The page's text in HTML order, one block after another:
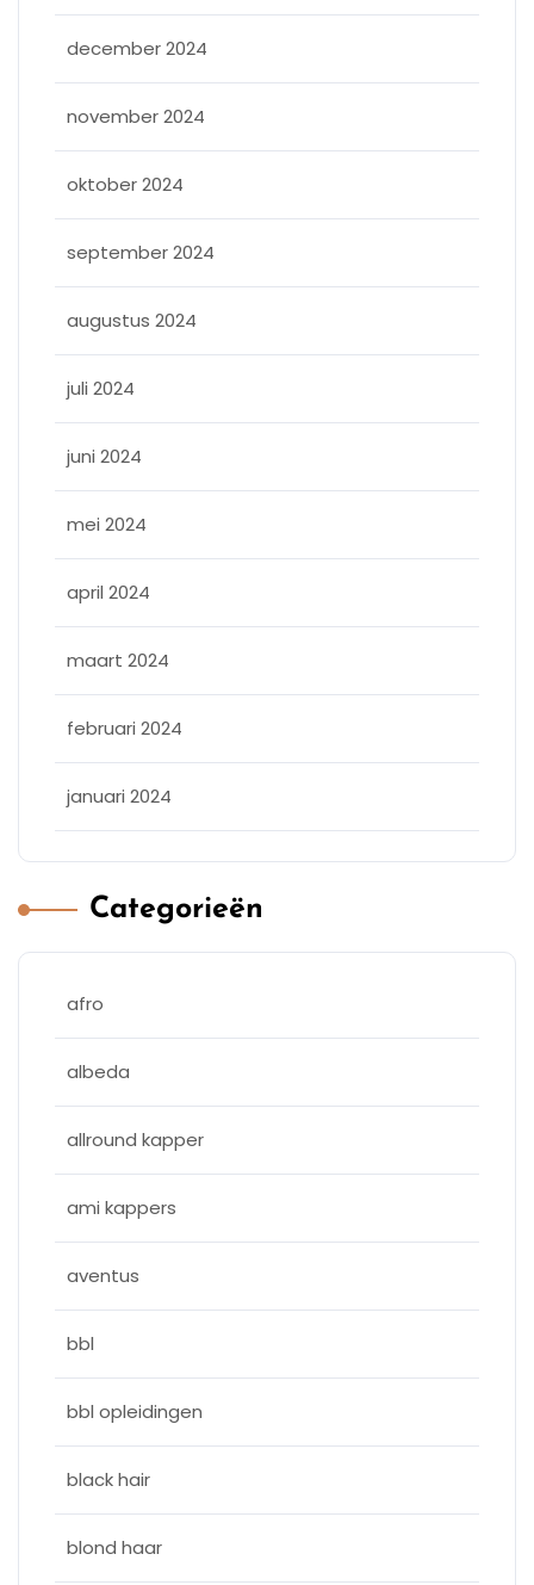
december 2024
november 2024
oktober 2024
september 2024
augustus 2024
juli 2024
juni 2024
mei 2024
april 2024
maart 2024
februari 2024
januari 2024
Categorieën
afro
albeda
allround kapper
ami kappers
aventus
bbl
bbl opleidingen
black hair
blond haar